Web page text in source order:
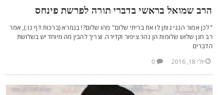
שמואל בראשי בדברי תורה לפרשת פינחס
אמור הנני נותן לו את בריתי שלום" מהו שלום?! בגמרא (ברכות דף נו:), אמר
חנן שלוש שלומות הן נהר ציפור וקדירה. וצריך להבין מה מיוחד יש בשלושת
יולי 18, 2016
0